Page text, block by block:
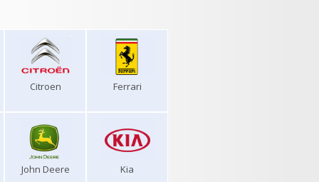
Citroen Ferrari
John Deere Kia